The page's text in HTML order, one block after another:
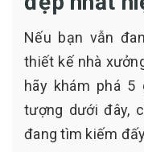
Nếu bạn vẫn
thiết kế nhà
hãy khám phá
tượng dưới đây,
đang tìm kiếm